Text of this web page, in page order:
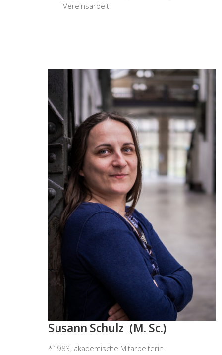
Vereinsarbeit
Susann Schulz (M. Sc.)
*1983, akademische Mitarbeiterin